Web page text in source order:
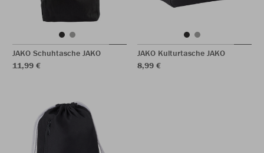
JAKO Schuhtasche JAKO
11,99 €
JAKO Kulturtasche JAKO
8,99 €